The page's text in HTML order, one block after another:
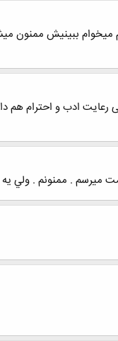
من يه پاسخي گذاشتم
ادب و احترام هم
. ممنونم . ولي يه